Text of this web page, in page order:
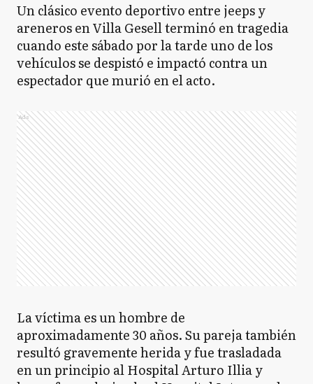
Un clásico evento deportivo entre jeeps y
areneros en Villa Gesell terminó en tragedia
cuando este sábado por la tarde uno de los
vehículos se despistó e impactó contra un
espectador que murió en el acto.
Ads
La víctima es un hombre de
aproximadamente 30 años. Su pareja también
resultó gravemente herida y fue trasladada
en un principio al Hospital Arturo Illia y